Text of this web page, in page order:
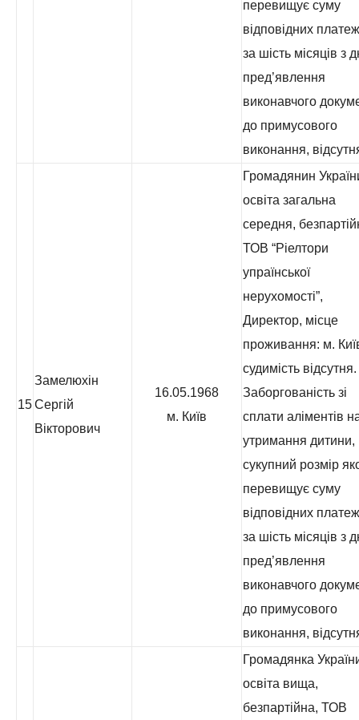
перевищує суму
відповідних
за шість місяців з
пред’явлення
виконавчого
до примусового
виконання,
15
Замелюхін
Сергій
Вікторович
16.05.1968
м. Київ
Громадянин
освіта загальна
середня,
ТОВ “Ріелтори
упраїнської
нерухомості”,
Директор, місце
проживання: м.
судимість відсутня.
Заборгованість зі
сплати аліментів
утримання дитини,
сукупний розмір
перевищує суму
відповідних
за шість місяців з
пред’явлення
виконавчого
до примусового
виконання,
Громадянка
освіта вища,
безпартійна, ТОВ